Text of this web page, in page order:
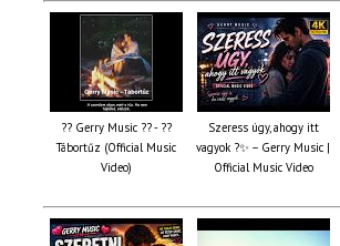
?? Gerry Music ?? - ??
Tábortűz (Official Music
Video)
Szeress úgy, ahogy itt
vagyok ?✨ – Gerry Music |
Official Music Video